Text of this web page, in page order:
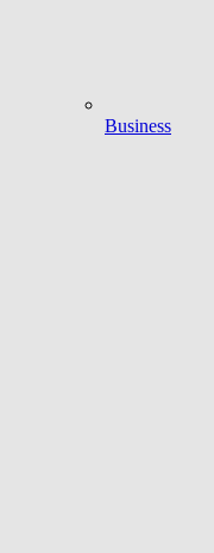
Business